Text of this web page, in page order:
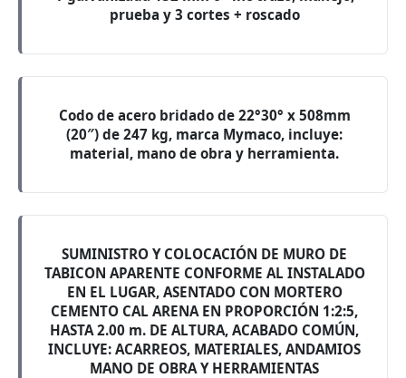
prueba y 3 cortes + roscado
Codo de acero bridado de 22°30° x 508mm
(20″) de 247 kg, marca Mymaco, incluye:
material, mano de obra y herramienta.
SUMINISTRO Y COLOCACIÓN DE MURO DE
TABICON APARENTE CONFORME AL INSTALADO
EN EL LUGAR, ASENTADO CON MORTERO
CEMENTO CAL ARENA EN PROPORCIÓN 1:2:5,
HASTA 2.00 m. DE ALTURA, ACABADO COMÚN,
INCLUYE: ACARREOS, MATERIALES, ANDAMIOS
MANO DE OBRA Y HERRAMIENTAS